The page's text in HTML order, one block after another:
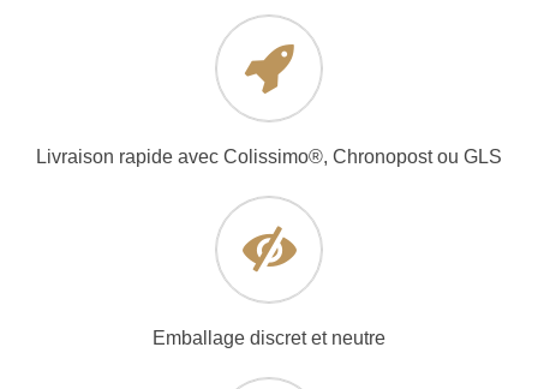
Livraison rapide avec Colissimo®, Chronopost ou GLS
Emballage discret et neutre